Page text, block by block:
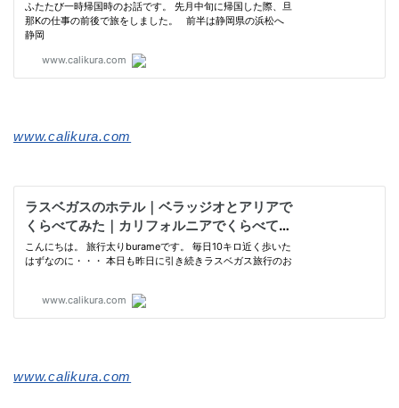
www.calikura.com
www.calikura.com